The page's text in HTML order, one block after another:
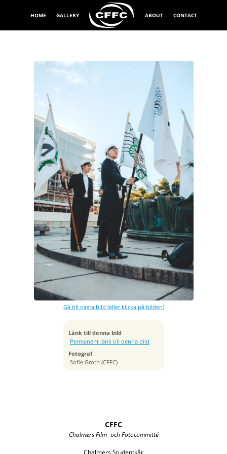
HOME GALLERY ABOUT CONTACT
Gå till nästa bild (eller klicka på bilden)
Länk till denna bild
Permanent länk till denna bild
Fotograf
Sofie Groth (CFFC)
Exponeringstid
1/800 sek
Bländare
f/3.2
Canon EOS 5D Mark IV
Tagen
ISO
100
Brännvidd
35 mm
CFFC
Chalmers Film- och Fotocommitté